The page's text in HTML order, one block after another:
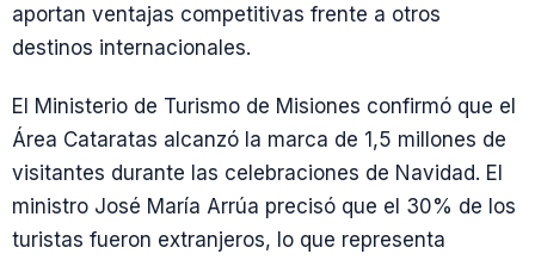
aportan ventajas competitivas frente a otros
destinos internacionales.
El Ministerio de Turismo de Misiones confirmó que el
Área Cataratas alcanzó la marca de 1,5 millones de
visitantes durante las celebraciones de Navidad. El
ministro José María Arrúa precisó que el 30% de los
turistas fueron extranjeros, lo que representa